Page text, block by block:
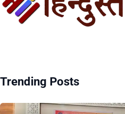
Trending Posts